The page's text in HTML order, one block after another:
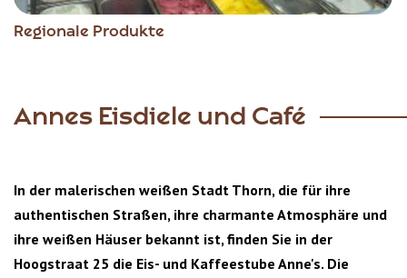
Regionale Produkte
Item
Annes Eisdiele und Café
In der malerischen weißen Stadt Thorn, die für ihre
authentischen Straßen, ihre charmante Atmosphäre und
ihre weißen Häuser bekannt ist, finden Sie in der
Hoogstraat 25 die Eis- und Kaffeestube Anne's. Die